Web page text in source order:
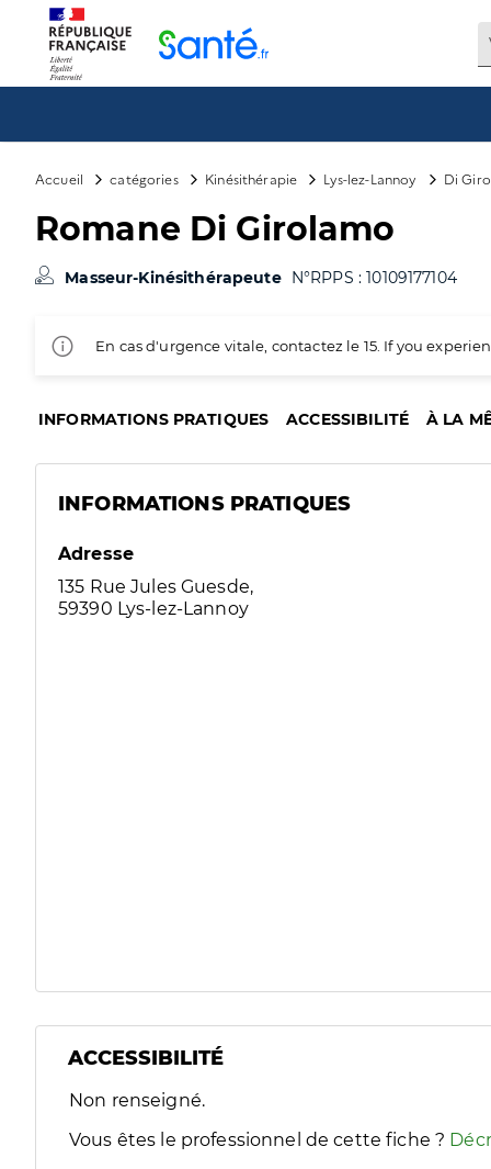
Accueil catégories Kinésithérapie Lys-lez-Lannoy Di
Romane Di Girolamo
Masseur-Kinésithérapeute N°RPPS : 10109177104
En cas d'urgence vitale, contactez le 15. If you
INFORMATIONS PRATIQUES ACCESSIBILITÉ À LA
INFORMATIONS PRATIQUES
Adresse
135 Rue Jules Guesde,
59390 Lys-lez-Lannoy
ACCESSIBILITÉ
Filtres
Sélectionnez un ou plusieurs handicaps/besoins
Non renseigné.
Vous êtes le professionnel de cette fiche ?
Panneau de gestion des cookies